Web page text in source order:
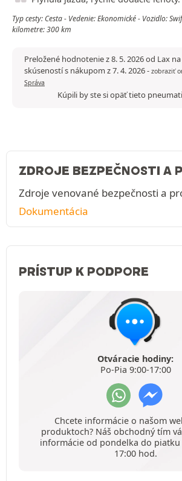
Typ cesty: Cesta - Vedenie: Ekonomické - Vozidlo:
kilometre: 300 km
Preložené hodnotenie z 8. 5. 2026 od Lax
skúseností s nákupom z 7. 4. 2026- zobraziť
Správa
Kúpili by ste si opäť tieto
ZDROJE BEZPEČNOSTI A
Zdroje venované bezpečnosti a
Dokumentácia
PRÍSTUP K PODPORE
Otváracie hodiny:
Po-Pia 9:00-17:00
Chcete informácie o našom
produktoch? Náš obchodný tím
informácie od pondelka do piatku
17:00 hod.